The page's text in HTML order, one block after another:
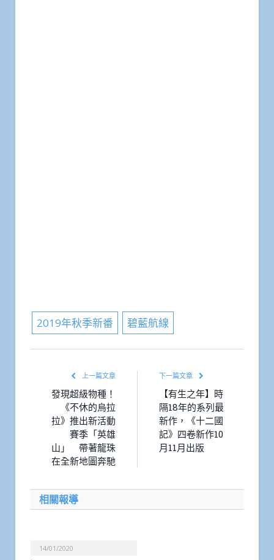
2019年秋季新番 碧藍航線
上一篇文章
發現超級物種！
《不休的烏拉
拉》推出新活動
賽季「英雄
山」 帶著龍珠
在全新地圖奔馳
下一篇文章
【有生之年】時
隔18年的系列最
新作，《十二國
記》四卷新作10
月11月出版
相關報導
14/01/2020